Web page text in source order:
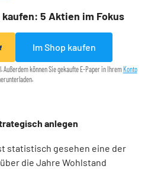
kaufen: 5 Aktien im Fokus
Im Shop kaufen
Außerdem können Sie gekaufte E-Paper in Ihrem Konto
anlegen
statistisch gesehen eine der
die Jahre Wohlstand